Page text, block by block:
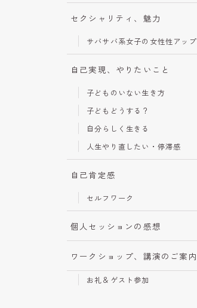
セクシャリティ、魅力
サバサバ系女子の女性性アップ
自己実現、やりたいこと
子どものいない生き方
子どもどうする？
自分らしく生きる
人生やり直したい・停滞感
自己肯定感
セルフワーク
個人セッションの感想
ワークショップ、講演のご案内
お礼＆ゲスト参加